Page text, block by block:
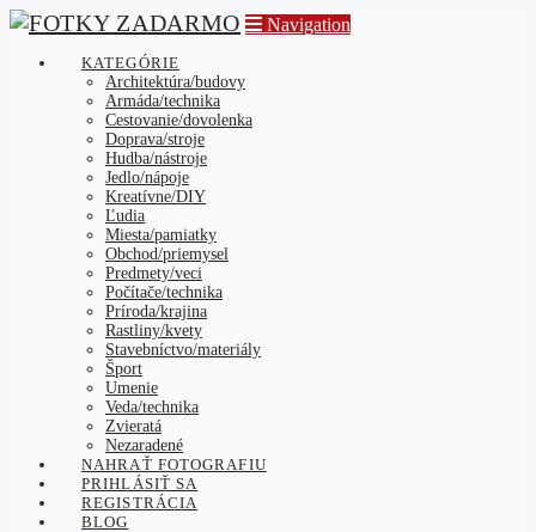
Navigation
KATEGÓRIE
Architektúra/budovy
Armáda/technika
Cestovanie/dovolenka
Doprava/stroje
Hudba/nástroje
Jedlo/nápoje
Kreatívne/DIY
Ľudia
Miesta/pamiatky
Obchod/priemysel
Predmety/veci
Počítače/technika
Príroda/krajina
Rastliny/kvety
Stavebníctvo/materiály
Šport
Umenie
Veda/technika
Zvieratá
Nezaradené
NAHRAŤ FOTOGRAFIU
PRIHLÁSIŤ SA
REGISTRÁCIA
BLOG